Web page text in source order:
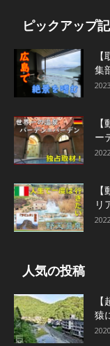
ピックアップ
集
ー
リ
人気の投稿
猿